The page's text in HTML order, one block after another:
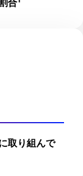
合
取り組んで